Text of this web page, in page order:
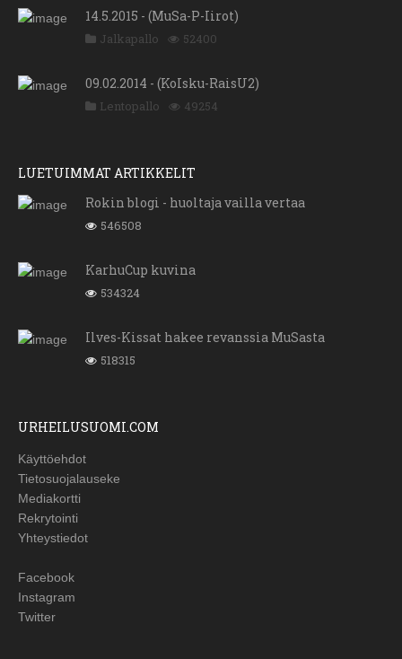
14.5.2015 - (MuSa-P-Iirot)
Jalkapallo 52400
09.02.2014 - (KoIsku-RaisU2)
Lentopallo 49254
LUETUIMMAT ARTIKKELIT
Rokin blogi - huoltaja vailla vertaa
546508
KarhuCup kuvina
534324
Ilves-Kissat hakee revanssia MuSasta
518315
URHEILUSUOMI.COM
Käyttöehdot
Tietosuojalauseke
Mediakortti
Rekrytointi
Yhteystiedot
Facebook
Instagram
Twitter